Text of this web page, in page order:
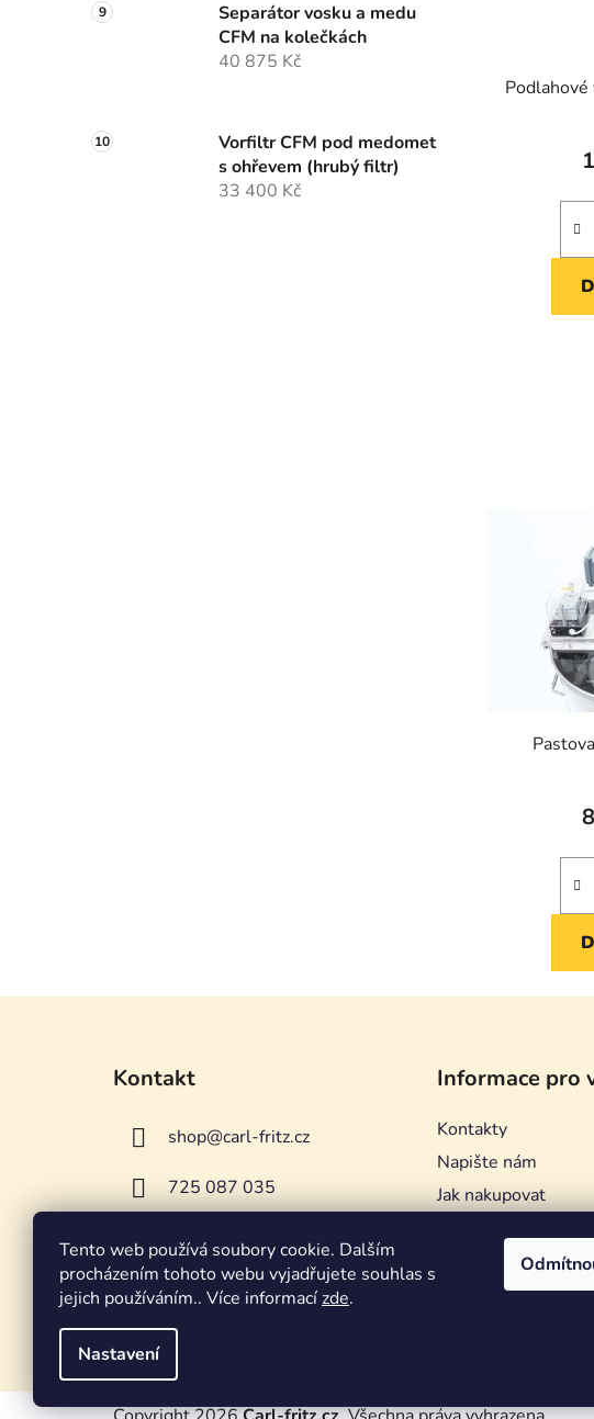
Tento web používá soubory cookie. Dalším
procházením tohoto webu vyjadřujete souhlas s
jejich používáním.. Více informacízde.
Nastavení
Separátor vosku a medu
CFM na kolečkách
40 875 Kč
Vorfiltr CFM pod medomet
s ohřevem (hrubý filtr)
33 400 Kč
Kontakt
shop@carl-fritz.cz
725 087 035
Informace pro
Kontakty
Napište nám
Jak nakupovat
Obchodní podmínky
Podmínky ochrany